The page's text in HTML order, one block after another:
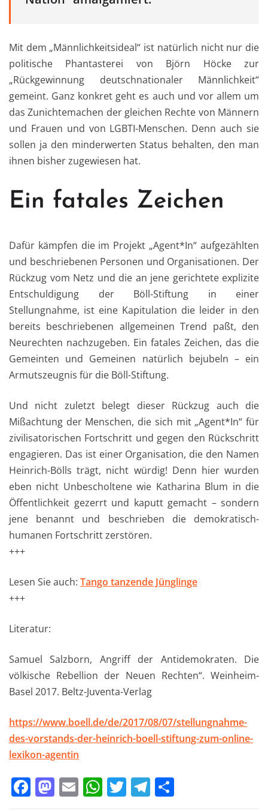
Mit dem „Männlichkeitsideal“ ist natürlich nicht nur die
politische Phantasterei von Björn Höcke zur
„Rückgewinnung deutschnationaler Männlichkeit“
gemeint. Ganz konkret geht es auch und vor allem um
das Zunichtemachen der gleichen Rechte von Männern
und Frauen und von LGBTI-Menschen. Denn auch sie
sollen ja den minderwerten Status behalten, den man
ihnen bisher zugewiesen hat.
Ein fatales Zeichen
Dafür kämpfen die im Projekt „Agent*In“ aufgezählten
und beschriebenen Personen und Organisationen. Der
Rückzug vom Netz und die an jene gerichtete explizite
Entschuldigung der Böll-Stiftung in einer
Stellungnahme, ist eine Kapitulation die leider in den
bereits beschriebenen allgemeinen Trend paßt, den
Neurechten nachzugeben. Ein fatales Zeichen, das die
Gemeinten und Gemeinen natürlich bejubeln – ein
Armutszeugnis für die Böll-Stiftung.
Und nicht zuletzt belegt dieser Rückzug auch die
Mißachtung der Menschen, die sich mit „Agent*In“ für
zivilisatorischen Fortschritt und gegen den Rückschritt
engagieren. Das ist einer Organisation, die den Namen
Heinrich-Bölls trägt, nicht würdig! Denn hier wurden
eben nicht Unbescholtene wie Katharina Blum in die
Öffentlichkeit gezerrt und kaputt gemacht – sondern
jene benannt und beschrieben die demokratisch-
humanen Fortschritt zerstören.
+++
Lesen Sie auch: Tango tanzende Jünglinge
+++
Literatur:
Samuel Salzborn, Angriff der Antidemokraten. Die
völkische Rebellion der Neuen Rechten“. Weinheim-
Basel 2017. Beltz-Juventa-Verlag
https://www.boell.de/de/2017/08/07/stellungnahme-
des-vorstands-der-heinrich-boell-stiftung-zum-online-
lexikon-agentin
F M E W T T